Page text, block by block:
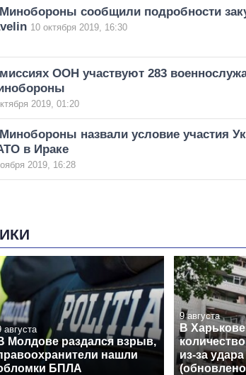
сообщили подробности
10 октября 2019, 16:30
ООН участвуют 283
2019, 01:20
назвали условие участия
в Ираке
2019, 16:28
августа
Молдове раздался взрыв,
нашли
БПЛА
9 августа
В
из-за